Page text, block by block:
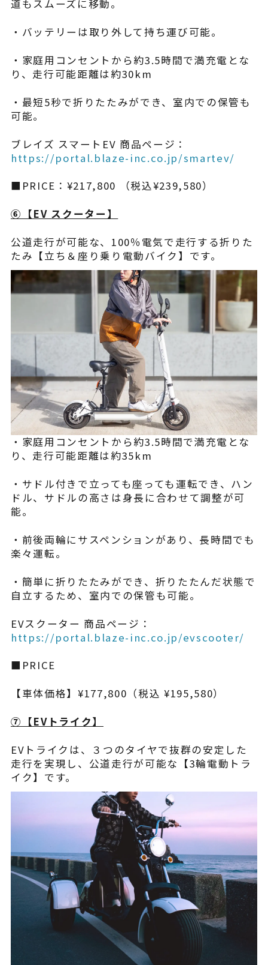
道もスムーズに移動。
・バッテリーは取り外して持ち運び可能。
・家庭用コンセントから約3.5時間で満充電とな
り、走行可能距離は約30km
・最短5秒で折りたたみができ、室内での保管も
可能。​
ブレイズ スマートEV 商品ページ：
https://portal.blaze-inc.co.jp/smartev/
■PRICE：¥217,800 （税込¥239,580）
⑥【​EV スクーター】
公道走行が可能な、100％電気で走行する折りた
たみ【立ち＆座り乗り電動バイク】です。
・家庭用コンセントから約3.5時間で満充電とな
り、走行可能距離は約35km
・サドル付きで立っても座っても運転でき、ハン
ドル、サドルの高さは身長に合わせて調整が可
能。
・前後両輪にサスペンションがあり、長時間でも
楽々運転。
・簡単に折りたたみができ、折りたたんだ状態で
自立するため、室内での保管も可能。
EVスクーター 商品ページ：
https://portal.blaze-inc.co.jp/evscooter/
■PRICE
【車体価格】¥177,800（税込 ¥195,580）
⑦【EVトライク】
EVトライクは、３つのタイヤで抜群の安定した
走行を実現し、公道走行が可能な【3輪電動トラ
イク】です。